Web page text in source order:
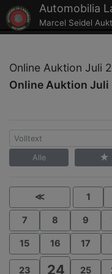
Automobilia
Marcel Seidel
Online Auktion Juli
Online Auktion
Alle
≪ 1
7 8 9
15 16 17
23 24 25